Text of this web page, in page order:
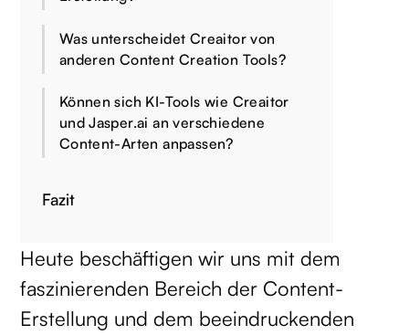
Was unterscheidet Creaitor von
anderen Content Creation Tools?
Können sich KI-Tools wie Creaitor
und Jasper.ai an verschiedene
Content-Arten anpassen?
Fazit
Heute beschäftigen wir uns mit dem
faszinierenden Bereich der Content-
Erstellung und dem beeindruckenden